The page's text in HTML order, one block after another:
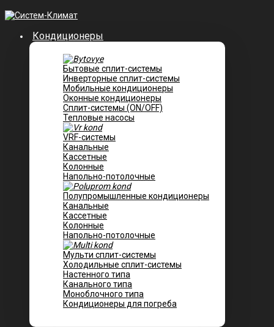
Кондиционеры
Бытовые сплит-системы
Инверторные сплит-системы
Мобильные кондиционеры
Оконные кондиционеры
Сплит-системы (ON/OFF)
Тепловые насосы
VRF-системы
Канальные
Касcетные
Колонные
Напольно-потолочные
Полупромышленные кондиционеры
Канальные
Кассетные
Колонные
Напольно-потолочные
Мульти сплит-системы
Холодильные сплит-системы
Настенного типа
Канального типа
Моноблочного типа
Кондиционеры для погреба